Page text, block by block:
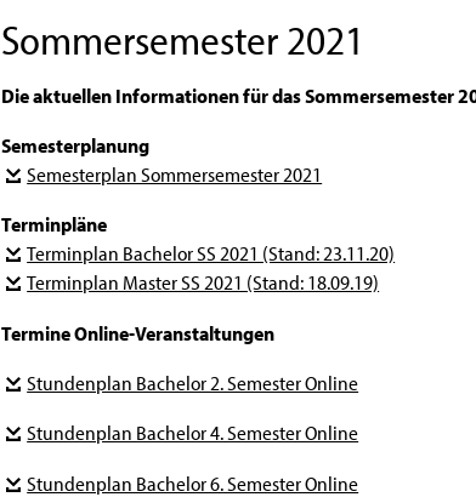
Sommersemester 2021
Die aktuellen Informationen für das Sommersemester
Semesterplanung
Semesterplan Sommersemester 2021
Terminpläne
Terminplan Bachelor SS 2021 (Stand: 23.11.20)
Terminplan Master SS 2021 (Stand: 18.09.19)
Termine Online-Veranstaltungen
Stundenplan Bachelor 2. Semester Online
Stundenplan Bachelor 4. Semester Online
Stundenplan Bachelor 6. Semester Online